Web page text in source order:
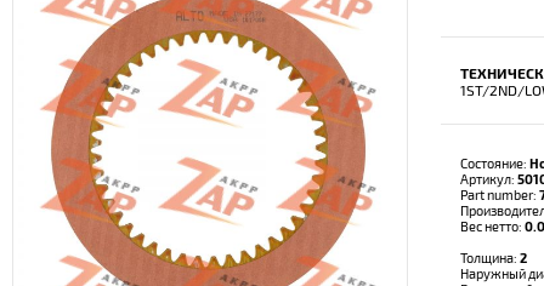
1ST/2ND/
Состояние:
Артикул:
Part number:
Вес нетто:
Толщина: 2
Наружный